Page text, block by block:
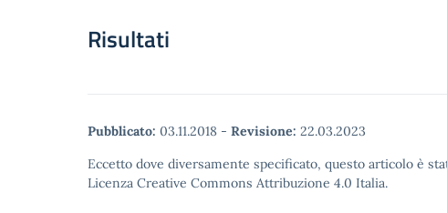
Risultati
Pubblicato: 03.11.2018 - Revisione: 22.03.2023
Eccetto dove diversamente specificato, questo articolo è
Licenza Creative Commons Attribuzione 4.0 Italia.